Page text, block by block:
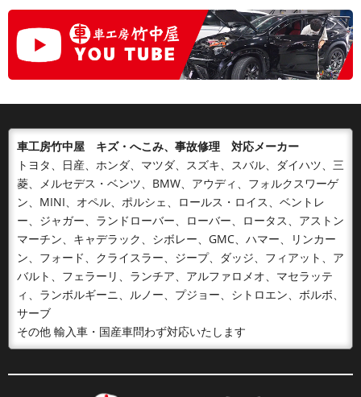
車工房竹中屋 キズ・へこみ、事故修理 対応メーカー
トヨタ、日産、ホンダ、マツダ、スズキ、スバル、ダイハツ、三
菱、メルセデス・ベンツ、BMW、アウディ、フォルクスワーゲ
ン、MINI、オペル、ポルシェ、ロールス・ロイス、ベントレ
ー、ジャガー、ランドローバー、ローバー、ロータス、アストン
マーチン、キャデラック、シボレー、GMC、ハマー、リンカー
ン、フォード、クライスラー、ジープ、ダッジ、フィアット、ア
バルト、フェラーリ、ランチア、アルファロメオ、マセラッテ
ィ、ランボルギーニ、ルノー、プジョー、シトロエン、ボルボ、
サーブ
その他 輸入車・国産車問わず対応いたします